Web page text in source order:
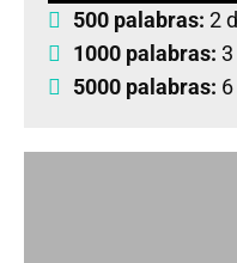
500 palabras: 2
1000 palabras:
5000 palabras: